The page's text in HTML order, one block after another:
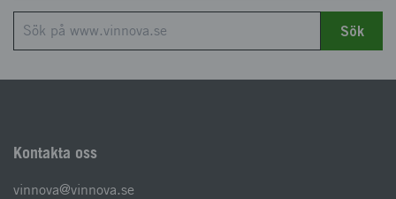
Sök
Kontakta oss
vinnova@vinnova.se